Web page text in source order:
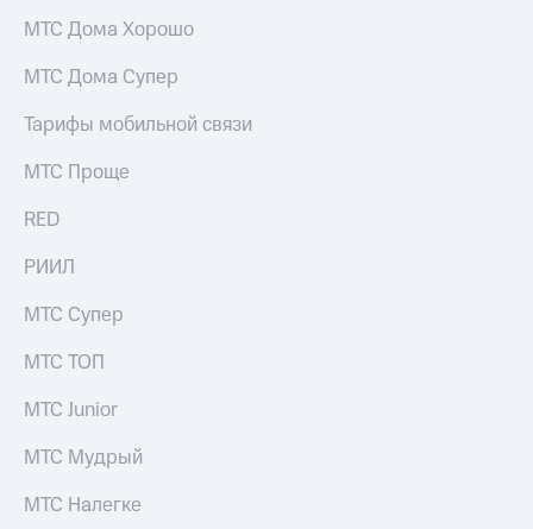
МТС Дома Хорошо
МТС Дома Супер
Тарифы мобильной связи
МТС Проще
RED
РИИЛ
МТС Супер
МТС ТОП
МТС Junior
МТС Мудрый
МТС Налегке